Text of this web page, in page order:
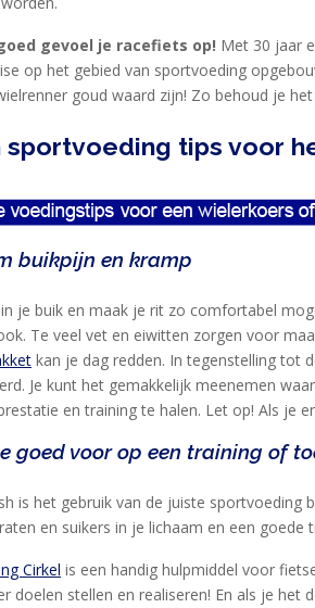
gevoel je racefiets op! Met 30 jaar
op het gebied van sportvoeding
goud waard zijn! Zo behoud je
sportvoeding tips voor
buikpijn en kramp
je buik en maak je rit zo comfortabel
Te veel vet en eiwitten zorgen voor
kan je dag redden. In tegenstelling tot
Je kunt het gemakkelijk meenemen
en training te halen. Let op! Als je
goed voor op een training of
is het gebruik van de juiste sportvoeding
en suikers in je lichaam en een
Cirkel is een handig hulpmiddel voor
doelen stellen en realiseren! En als je